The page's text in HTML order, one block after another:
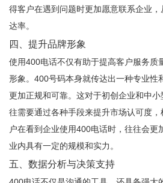
得客户在遇到问题时更加愿意联系企业
达率。
四、提升品牌形象
使用400电话不仅有助于提高客户服务质
形象。400号码本身就传达出一种专业性
更加正规和可靠。这对于初创企业和中
往需要通过各种手段来提升市场认可度
户在看到企业使用400电话时，往往会更
业内具有一定的规模和实力。
五、数据分析与决策支持